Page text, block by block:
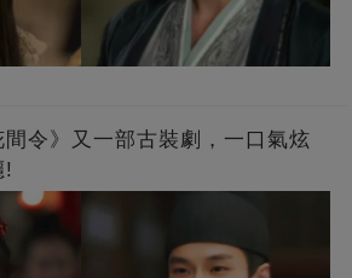
令》又一部古裝劇，一口氣炫
!